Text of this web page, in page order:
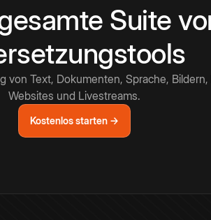
Suite
von Text, Dokumenten, Sprache,
Websites und Livestreams.
Kostenlos starten →